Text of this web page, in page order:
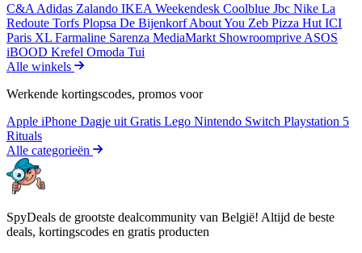
C&A Adidas Zalando IKEA Weekendesk Coolblue Jbc Nike La
Redoute Torfs Plopsa De BijenkorfAbout You Zeb Pizza Hut ICI
Paris XL Farmaline Sarenza MediaMarkt Showroomprive ASOS
iBOOD Krefel Omoda Tui
Alle winkels
Werkende kortingscodes, promos voor
Apple iPhone Dagje uit Gratis Lego Nintendo Switch Playstation 5
Rituals
Alle categorieën
SpyDeals de grootste dealcommunity van België! Altijd de beste
deals, kortingscodes en gratis producten